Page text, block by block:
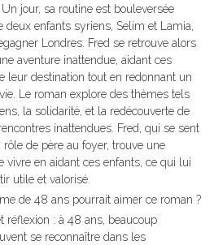
jour, sa routine est bouleversée
deux enfants syriens, Selim et Lamia,
Londres. Fred se retrouve alors
aventure inattendue, aidant ces
leur destination tout en redonnant un
Le roman explore des thèmes tels
la solidarité, et la redécouverte de
inattendues. Fred, qui se sent
de père au foyer, trouve une
vivre en aidant ces enfants, ce qui lui
utile et valorisé.
de 48 ans pourrait aimer ce roman ?
réflexion : à 48 ans, beaucoup
se reconnaître dans les